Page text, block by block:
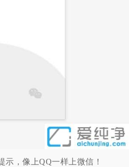
，像上QQ一样上微信！